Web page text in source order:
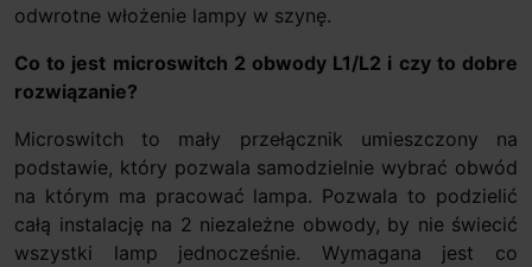
odwrotne włożenie lampy w szynę.
Co to jest microswitch 2 obwody L1/L2 i czy to dobre
rozwiązanie?
Microswitch to mały przełącznik umieszczony na
podstawie, który pozwala samodzielnie wybrać obwód
na którym ma pracować lampa. Pozwala to podzielić
całą instalację na 2 niezależne obwody, by nie świecić
wszystki lamp jednocześnie. Wymagana jest co